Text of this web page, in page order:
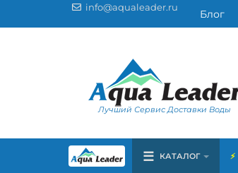
info@aqualeader.ru
Блог
Лучший Сервис Доставки Воды
☰ КАТАЛОГ